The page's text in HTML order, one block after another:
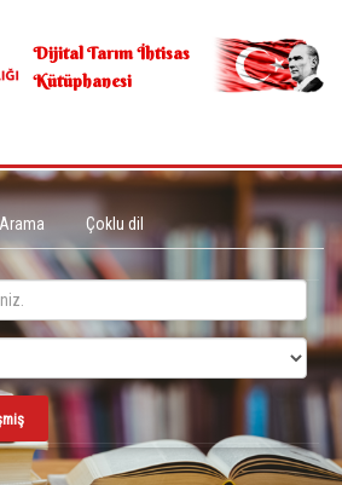
Dijital Tarım İhtisas
Kütüphanesi
Çoklu dil